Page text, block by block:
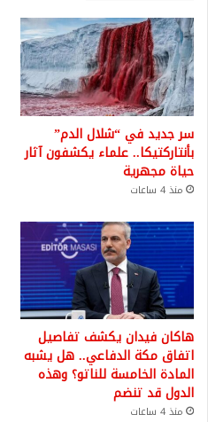
سر جديد في “شلال الدم”
بأنتاركتيكا.. علماء يكشفون آثار
حياة مجهرية
منذ 4 ساعات
هاكان فيدان يكشف تفاصيل
اتفاق مكة الدفاعي.. هل يشبه
المادة الخامسة للناتو؟ وهذه
الدول قد تنضم
منذ 4 ساعات